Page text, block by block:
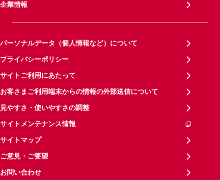
企業情報
パーソナルデータ（個人情報など）について
プライバシーポリシー
サイトご利用にあたって
お客さまご利用端末からの情報の外部送信について
見やすさ・使いやすさの調整
サイトメンテナンス情報
サイトマップ
ご意見・ご要望
お問い合わせ